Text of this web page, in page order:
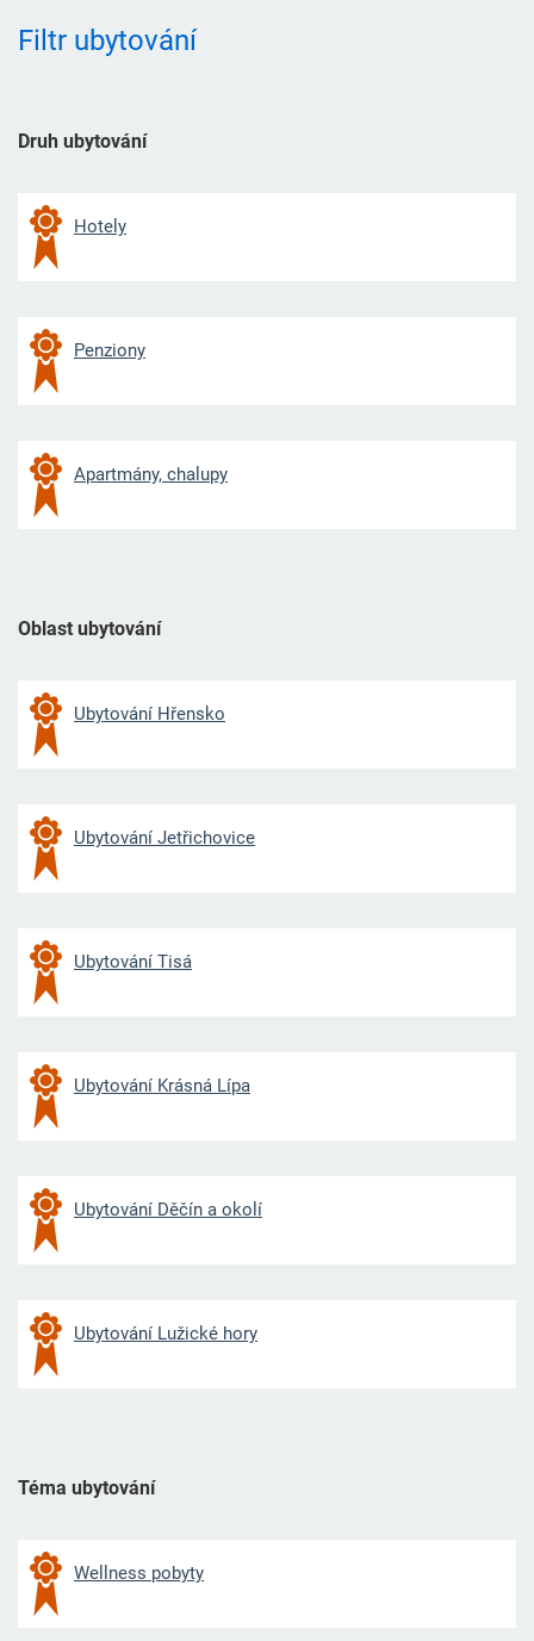
Filtr ubytování
Druh ubytování
Hotely
Penziony
Apartmány, chalupy
Oblast ubytování
Ubytování Hřensko
Ubytování Jetřichovice
Ubytování Tisá
Ubytování Krásná Lípa
Ubytování Děčín a okolí
Ubytování Lužické hory
Téma ubytování
Wellness pobyty